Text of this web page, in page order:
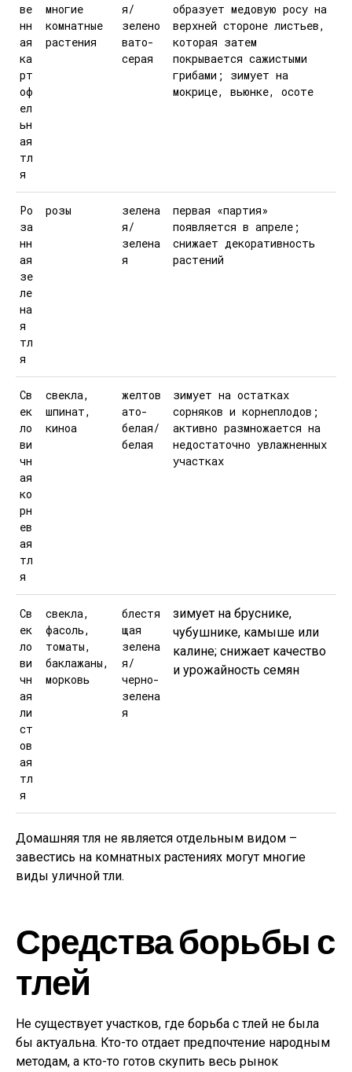
ве
нн
ая
ка
рт
оф
ел
ьн
ая
тл
я
многие
комнатные
растения
я/
зелено
вато-
серая
образует медовую росу на
верхней стороне листьев,
которая затем
покрывается сажистыми
грибами; зимует на
мокрице, вьюнке, осоте
Ро
за
нн
ая
зе
ле
на
я
тл
я
розы
зелена
я/
зелена
я
первая «партия»
появляется в апреле;
снижает декоративность
растений
Св
ек
ло
ви
чн
ая
ко
рн
ев
ая
тл
я
свекла,
шпинат,
киноа
желтов
ато-
белая/
белая
зимует на остатках
сорняков и корнеплодов;
активно размножается на
недостаточно увлажненных
участках
Св
ек
ло
ви
чн
ая
ли
ст
ов
ая
тл
я
свекла,
фасоль,
томаты,
баклажаны,
морковь
блестя
щая
зелена
я/
черно-
зелена
я
зимует на бруснике,
чубушнике, камыше или
калине; снижает качество
и урожайность семян
Домашняя тля не является отдельным видом –
завестись на комнатных растениях могут многие
виды уличной тли.
Средства борьбы с
тлей
Не существует участков, где борьба с тлей не была
бы актуальна. Кто-то отдает предпочтение народным
методам, а кто-то готов скупить весь рынок